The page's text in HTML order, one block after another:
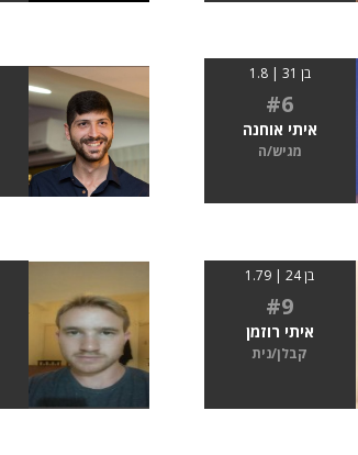
בן 31 | 1.8
#6
איתי אוחנה
מגיש/ה
בן 24 | 1.79
#9
איתי רוזמן
קבלן/נית